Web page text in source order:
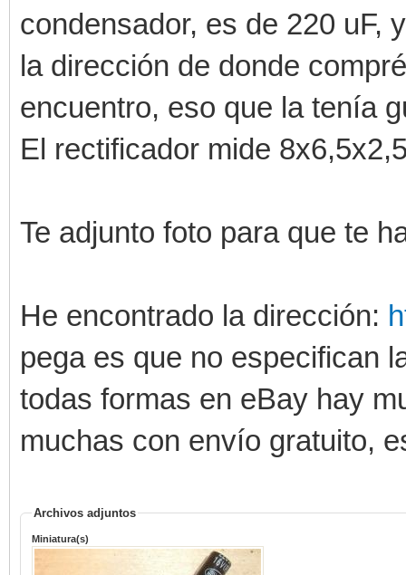
condensador, es de 220 uF,
la dirección de donde
encuentro, eso que la tenía
El rectificador mide
Te adjunto foto para que te
He encontrado la dirección:
pega es que no especifican
todas formas en eBay hay
muchas con envío gratuito,
Archivos adjuntos
Miniatura(s)